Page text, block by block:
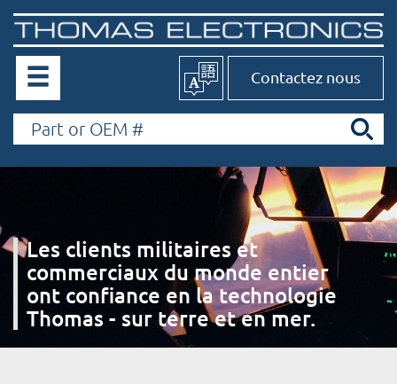
Contactez nous
Les clients militaires et
commerciaux du monde entier
ont confiance en la technologie
Thomas - sur terre et en mer.